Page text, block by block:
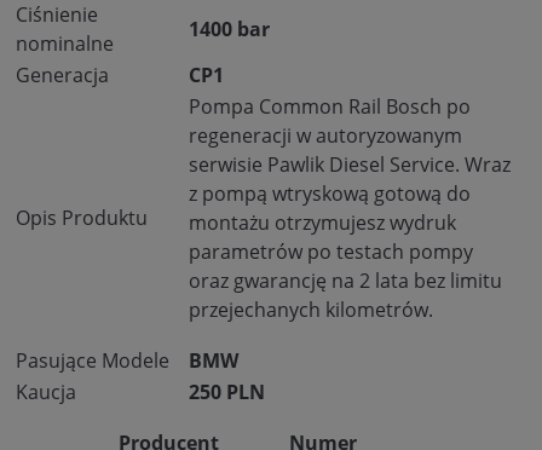
Ciśnienie
nominalne
1400 bar
Generacja
CP1
Opis Produktu
Pompa Common Rail Bosch po
regeneracji w autoryzowanym
serwisie Pawlik Diesel Service. Wraz
z pompą wtryskową gotową do
montażu otrzymujesz wydruk
parametrów po testach pompy
oraz gwarancję na 2 lata bez limitu
przejechanych kilometrów.
Pasujące Modele
BMW
Kaucja
250 PLN
Producent
Numer